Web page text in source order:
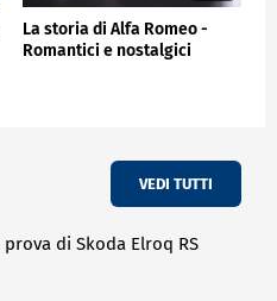
La storia di Alfa Romeo -
Romantici e nostalgici
VEDI TUTTI
prova di Skoda Elroq RS